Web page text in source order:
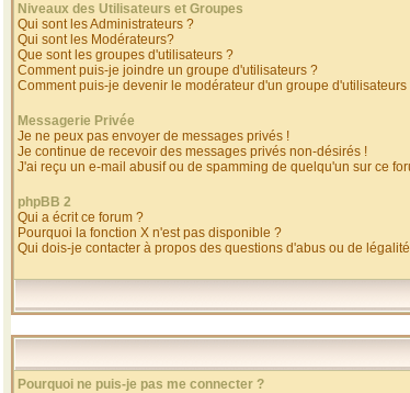
Niveaux des Utilisateurs et Groupes
Qui sont les Administrateurs ?
Qui sont les Modérateurs?
Que sont les groupes d'utilisateurs ?
Comment puis-je joindre un groupe d'utilisateurs ?
Comment puis-je devenir le modérateur d'un groupe d'utilisateurs
Messagerie Privée
Je ne peux pas envoyer de messages privés !
Je continue de recevoir des messages privés non-désirés !
J'ai reçu un e-mail abusif ou de spamming de quelqu'un sur ce
phpBB 2
Qui a écrit ce forum ?
Pourquoi la fonction X n'est pas disponible ?
Qui dois-je contacter à propos des questions d'abus ou de
Pourquoi ne puis-je pas me connecter ?